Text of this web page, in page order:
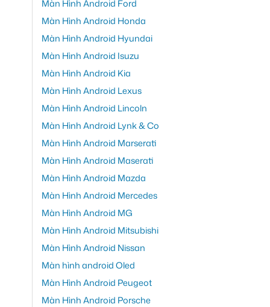
Màn Hình Android Ford
Màn Hình Android Honda
Màn Hình Android Hyundai
Màn Hình Android Isuzu
Màn Hình Android Kia
Màn Hình Android Lexus
Màn Hình Android Lincoln
Màn Hình Android Lynk & Co
Màn Hình Android Marserati
Màn Hình Android Maserati
Màn Hình Android Mazda
Màn Hình Android Mercedes
Màn Hình Android MG
Màn Hình Android Mitsubishi
Màn Hình Android Nissan
Màn hình android Oled
Màn Hình Android Peugeot
Màn Hình Android Porsche